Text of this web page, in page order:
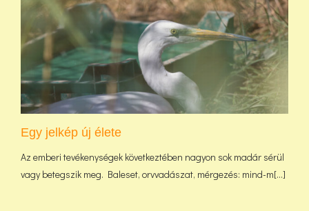
Egy jelkép új élete
Az emberi tevékenységek következtében nagyon sok madár sérül
vagy betegszik meg. Baleset, orvvadászat, mérgezés: mind-m[...]